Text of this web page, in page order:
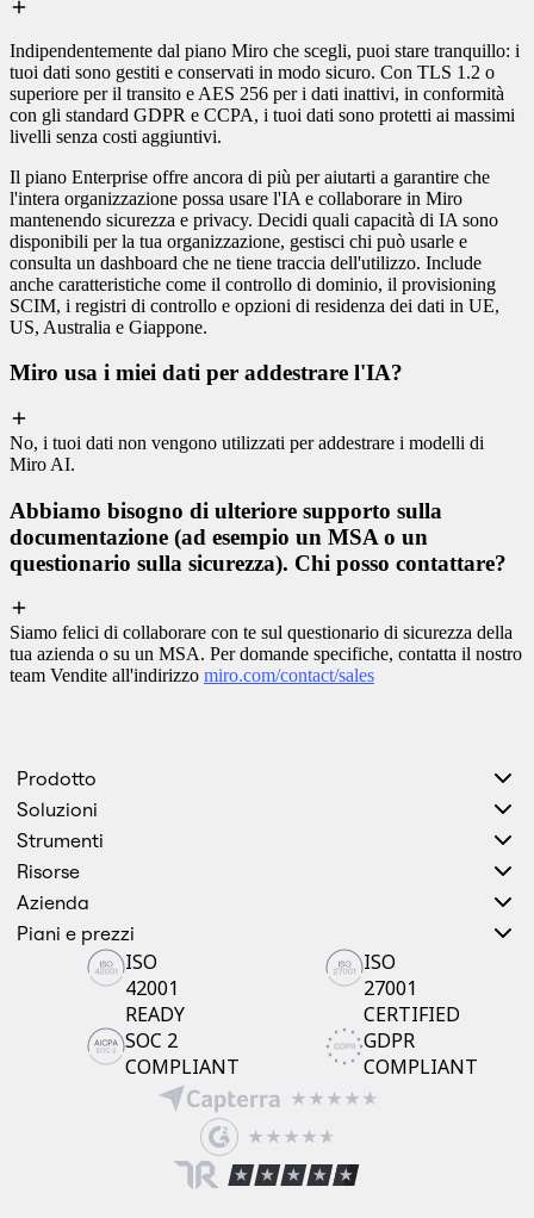
Indipendentemente dal piano Miro che scegli, puoi stare tranquillo: i
tuoi dati sono gestiti e conservati in modo sicuro. Con TLS 1.2 o
superiore per il transito e AES 256 per i dati inattivi, in conformità
con gli standard GDPR e CCPA, i tuoi dati sono protetti ai massimi
livelli senza costi aggiuntivi.
Il piano Enterprise offre ancora di più per aiutarti a garantire che
l'intera organizzazione possa usare l'IA e collaborare in Miro
mantenendo sicurezza e privacy. Decidi quali capacità di IA sono
disponibili per la tua organizzazione, gestisci chi può usarle e
consulta un dashboard che ne tiene traccia dell'utilizzo. Include
anche caratteristiche come il controllo di dominio, il provisioning
SCIM, i registri di controllo e opzioni di residenza dei dati in UE,
US, Australia e Giappone.
Miro usa i miei dati per addestrare l'IA?
No, i tuoi dati non vengono utilizzati per addestrare i modelli di
Miro AI.
Abbiamo bisogno di ulteriore supporto sulla
documentazione (ad esempio un MSA o un
questionario sulla sicurezza). Chi posso contattare?
Siamo felici di collaborare con te sul questionario di sicurezza della
tua azienda o su un MSA. Per domande specifiche, contatta il nostro
team Vendite all'indirizzo miro.com/contact/sales
Prodotto
Soluzioni
Strumenti
Risorse
Azienda
Piani e prezzi
ISO
42001
READY
ISO
27001
CERTIFIED
SOC 2
COMPLIANT
GDPR
COMPLIANT